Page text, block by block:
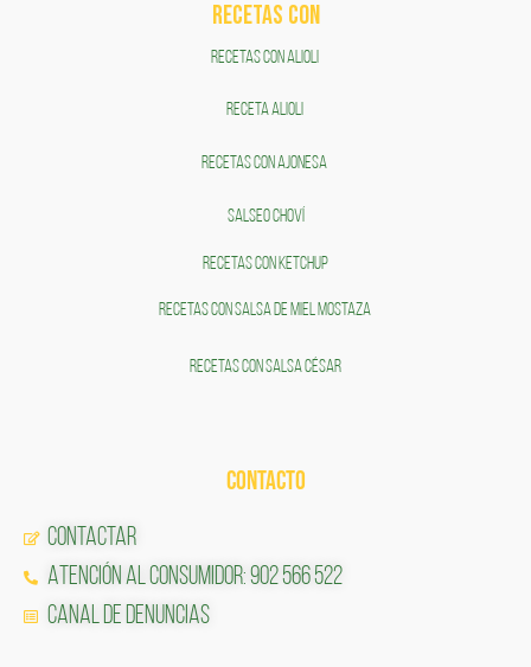
RECETAS COn
RECETAS CON ALIOLI
RECETA ALIOLI
RECETAS CON AJONESA
SALSEO CHOVÍ
RECETAS CON KETCHUP
RECETAS CON SALSA DE MIEL MOSTAZA
RECETAS CON SALSA CÉSAR
CONTACTO
Contactar
Atención al Consumidor: 902 566 522
Canal de Denuncias